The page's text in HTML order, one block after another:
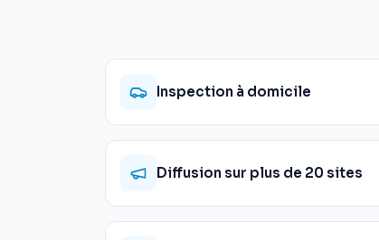
Inspection à domicile
Diffusion sur plus de 20 sites